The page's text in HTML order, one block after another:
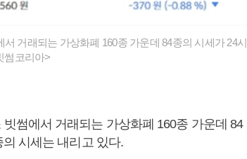
거래되는 가상화폐 160종 가운데 84종의 시세가 24시
썸코리아>
썸에서 거래되는 가상화폐 160종 가운데 84
시세는 내리고 있다.